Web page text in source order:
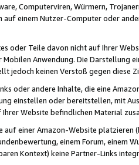
Computerviren, Würmern,
einem Nutzer-Computer oder
oder Teile davon nicht auf Ihrer
Mobilen Anwendung. Die Darstellung
jedoch keinen Verstoß gegen diese
oder andere Inhalte, die eine
einstellen oder bereitstellen, mit
Website befindlichen Material
auf einer Amazon-Website
einem Forum, einem
Kontext) keine Partner-Links